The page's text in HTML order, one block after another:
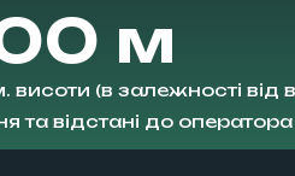
м
висоти (в залежності від
та відстані до оператора